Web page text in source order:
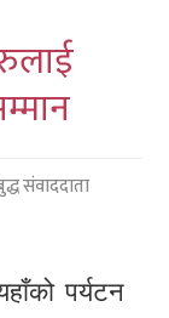
संवाददाता
पर्यटन